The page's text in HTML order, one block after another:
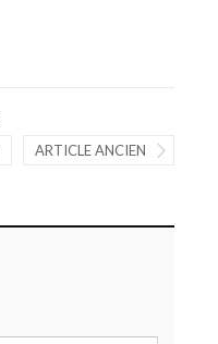
ARTICLE ANCIEN